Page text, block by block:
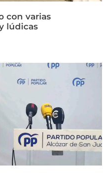
con varias
lúdicas